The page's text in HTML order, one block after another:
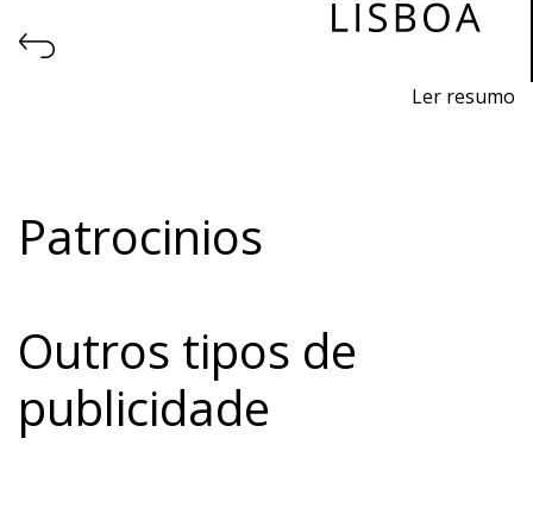
Ler resumo
segunda e terça: 9h às 18h
quarta: 9h às 16h
Patrocinios
Outros tipos de
publicidade